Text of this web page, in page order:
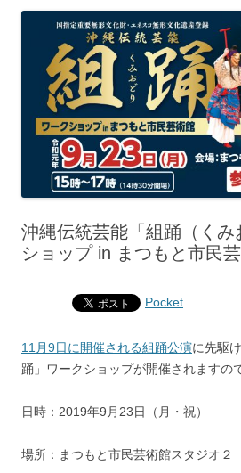
沖縄伝統芸能「組踊（くみ
ショップ in まつもと市民
Pocket
11月9日に開催される組踊公演に先駆
踊」ワークショップが開催されますの
日時：2019年9月23日（月・祝）
場所：まつもと市民芸術館スタジオ２